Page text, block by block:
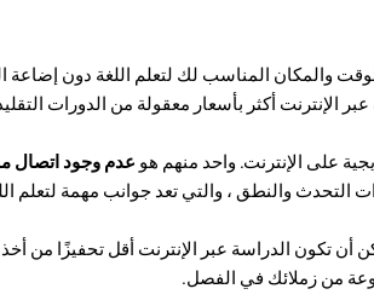
والمكان المناسب لك لتعلم اللغة دون
الإنترنت أكثر بأسعار معقولة من الدورات
على الإنترنت. واحد منهم هو عدم وجود اتصال
التحدث والنطق ، والتي تعد جوانب مهمة لتعلم
أن تكون الدراسة عبر الإنترنت أقل تحفيزًا من أخذ
من زملائك في الفصل.